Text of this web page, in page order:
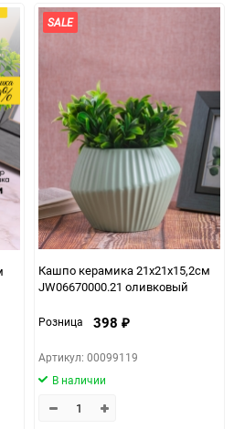
шт
SALE
Кашпо керамика 21х21х15,2см
JW06670000.21 оливковый
Розница 398 ₽
Артикул: 00099119
В наличии